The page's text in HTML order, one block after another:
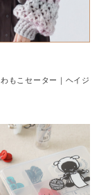
もこセーター｜ヘイジ